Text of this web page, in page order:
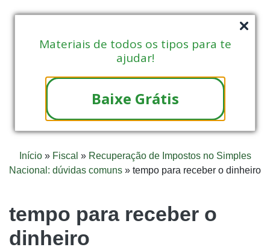
Materiais de todos os tipos para te
ajudar!
Baixe Grátis
Início» Fiscal » Recuperação de Impostos no Simples
Nacional: dúvidas comuns » tempo para receber o dinheiro
tempo para receber o
dinheiro